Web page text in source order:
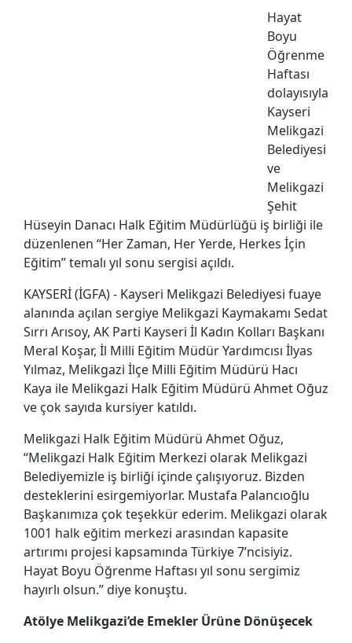
Hayat
Boyu
Öğrenme
Haftası
dolayısıyla
Kayseri
Melikgazi
Belediyesi
ve
Melikgazi
Şehit
Hüseyin Danacı Halk Eğitim Müdürlüğü iş birliği ile
düzenlenen “Her Zaman, Her Yerde, Herkes İçin
Eğitim” temalı yıl sonu sergisi açıldı.
KAYSERİ (İGFA) - Kayseri Melikgazi Belediyesi fuaye
alanında açılan sergiye Melikgazi Kaymakamı Sedat
Sırrı Arısoy, AK Parti Kayseri İl Kadın Kolları Başkanı
Meral Koşar, İl Milli Eğitim Müdür Yardımcısı İlyas
Yılmaz, Melikgazi İlçe Milli Eğitim Müdürü Hacı
Kaya ile Melikgazi Halk Eğitim Müdürü Ahmet Oğuz
ve çok sayıda kursiyer katıldı.
Melikgazi Halk Eğitim Müdürü Ahmet Oğuz,
“Melikgazi Halk Eğitim Merkezi olarak Melikgazi
Belediyemizle iş birliği içinde çalışıyoruz. Bizden
desteklerini esirgemiyorlar. Mustafa Palancıoğlu
Başkanımıza çok teşekkür ederim. Melikgazi olarak
1001 halk eğitim merkezi arasından kapasite
artırımı projesi kapsamında Türkiye 7’ncisiyiz.
Hayat Boyu Öğrenme Haftası yıl sonu sergimiz
hayırlı olsun.” diye konuştu.
Atölye Melikgazi’de Emekler Ürüne Dönüşecek